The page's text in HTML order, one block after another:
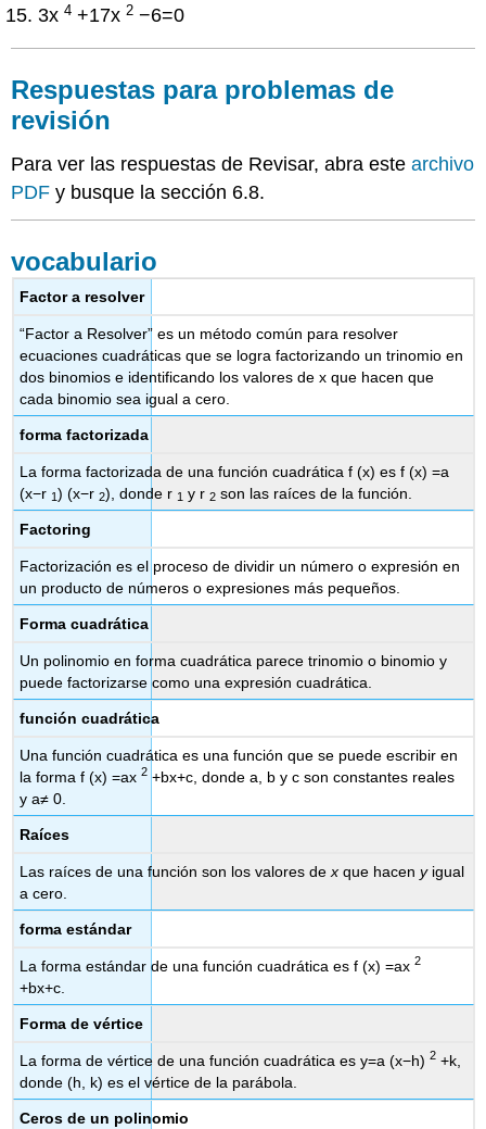
3x4 +17x2 −6=0
Respuestas para problemas de
revisión
Para ver las respuestas de Revisar, abra estearchivo
PDF y busque la sección 6.8.
vocabulario
Factor a resolver
“Factor a Resolver” es un método común para resolver
ecuaciones cuadráticas que se logra factorizando un trinomio en
dos binomios e identificando los valores de x que hacen que
cada binomio sea igual a cero.
forma factorizada
La forma factorizada de una función cuadrática f (x) es f (x) =a
(x−r 1 ) (x−r2), donde r 1 y r2 son las raíces de la función.
Factoring
Factorización es el proceso de dividir un número o expresión en
un producto de números o expresiones más pequeños.
Forma cuadrática
Un polinomio en forma cuadrática parece trinomio o binomio y
puede factorizarse como una expresión cuadrática.
función cuadrática
Una función cuadrática es una función que se puede escribir en
la forma f (x) =ax2 +bx+c, donde a, b y c son constantes reales
y a≠ 0.
Raíces
Las raíces de una función son los valores dex que hacenyigual
a cero.
forma estándar
La forma estándar de una función cuadrática es f (x) =ax2
+bx+c.
Forma de vértice
La forma de vértice de una función cuadrática es y=a (x−h)2 +k,
donde (h, k) es el vértice de la parábola.
Ceros de un polinomio